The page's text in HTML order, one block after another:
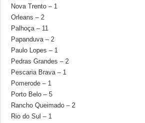
Nova Trento – 1
Orleans – 2
Palhoça – 11
Papanduva – 2
Paulo Lopes – 1
Pedras Grandes – 2
Pescaria Brava – 1
Pomerode – 1
Porto Belo – 5
Rancho Queimado – 2
Rio do Sul – 1